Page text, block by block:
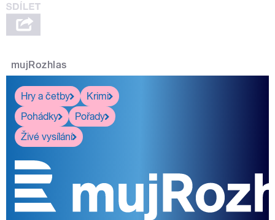
mujRozhlas
Hry a četby
Krimi
Pohádky
Pořady
Živé vysílání